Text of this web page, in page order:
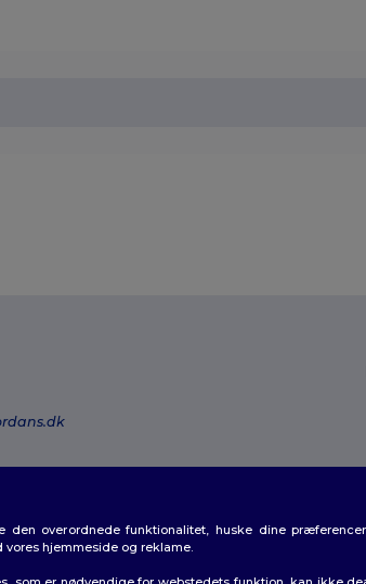
overordnede funktionalitet, huske dine
hjemmeside og reklame.